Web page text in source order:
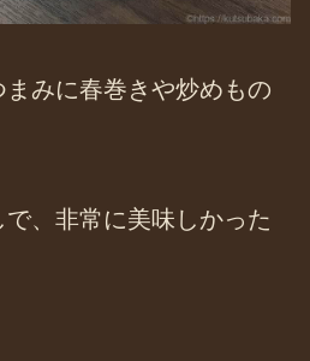
みに春巻きや炒めもの
、非常に美味しかった